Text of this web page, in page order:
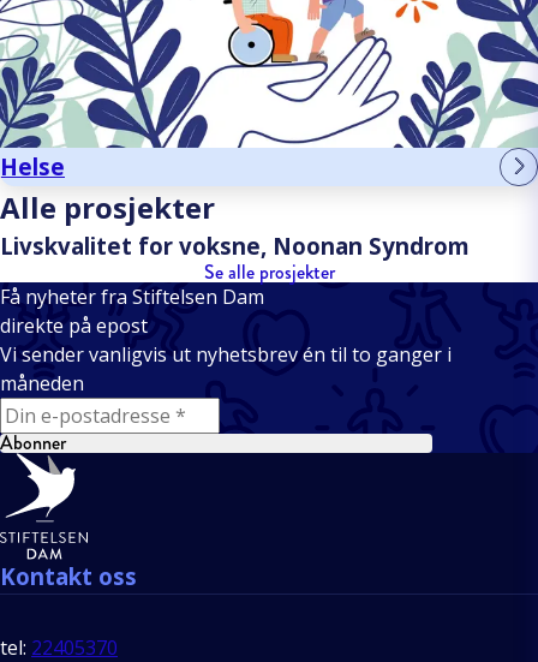
Helse
Alle prosjekter
Livskvalitet for voksne, Noonan Syndrom
Se alle prosjekter
Få nyheter fra Stiftelsen Dam
direkte på epost
Vi sender vanligvis ut nyhetsbrev én til to ganger i
måneden
E-mail
Abonner
Bunntekst
Kontakt oss
tel: 22405370